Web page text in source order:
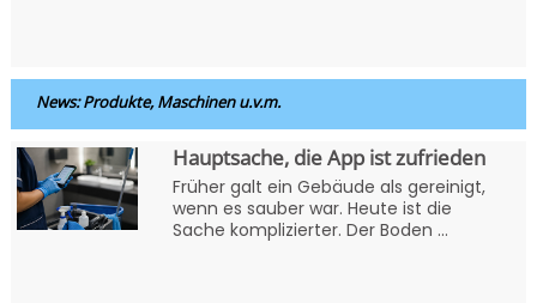
News: Produkte, Maschinen u.v.m.
Hauptsache, die App ist zufrieden
Früher galt ein Gebäude als gereinigt,
wenn es sauber war. Heute ist die
Sache komplizierter. Der Boden ...